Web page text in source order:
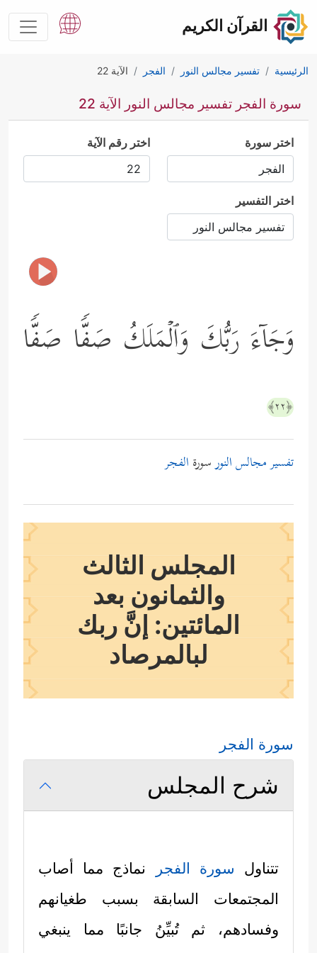
القرآن الكريم
الرئيسية تفسير مجالس النور الفجر الآية 22
سورة الفجر تفسير مجالس النور الآية 22
اختر سورة اختر رقم الآية
اختر التفسير
وَجَاۤءَ رَبُّكَ وَٱلۡمَلَكُ صَفࣰّا صَفࣰّا
﴿٢٢﴾
تفسير مجالس النورسورة الفجر
المجلس الثالث
والثمانون بعد
المائتين: إنَّ ربك
لبالمرصاد
سورة الفجر
شرح المجلس
تتناول سورة الفجر
نماذج مما أصاب
المجتمعات السابقة بسبب طغيانهم
وفسادهم، ثم تُبيِّنُ جانبًا مما ينبغي